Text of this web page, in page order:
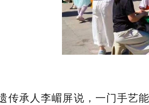
传承人李嵋屏说， 一门手艺